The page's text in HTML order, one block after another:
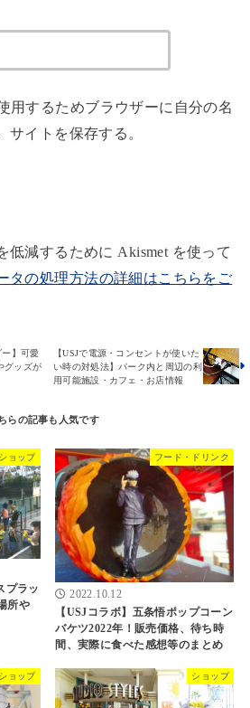
用するためブラウザーに自分の名
イトを保存する。
低減するために Akismet を使って
タの処理方法の詳細はこちらをご
ー】可愛
グッズが
【USJで電源・コンセントが使いた
い時の対処法】パーク内と周辺の利
用可能施設・カフェ・お店情報
ショップ
プラッ
所や
フード・ドリンク
2022.10.12
【USJコラボ】五条悟ポップコーン
バケツ2022年！販売価格、待ち時
間、実際に食べた感想等のまとめ
ショップ ショップ